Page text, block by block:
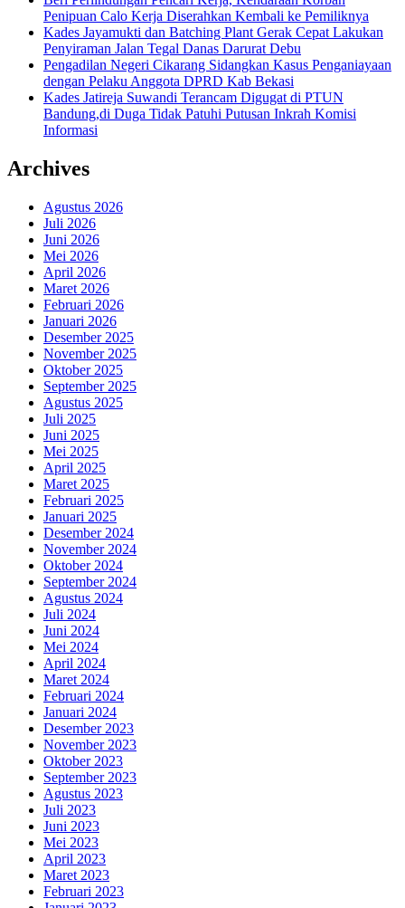
Penipuan Calo Kerja Diserahkan Kembali ke Pemiliknya
Kades Jayamukti dan Batching Plant Gerak Cepat Lakukan
Penyiraman Jalan Tegal Danas Darurat Debu
Pengadilan Negeri Cikarang Sidangkan Kasus Penganiayaan
dengan Pelaku Anggota DPRD Kab Bekasi
Kades Jatireja Suwandi Terancam Digugat di PTUN
Bandung,di Duga Tidak Patuhi Putusan Inkrah Komisi
Informasi
Archives
Agustus 2026
Juli 2026
Juni 2026
Mei 2026
April 2026
Maret 2026
Februari 2026
Januari 2026
Desember 2025
November 2025
Oktober 2025
September 2025
Agustus 2025
Juli 2025
Juni 2025
Mei 2025
April 2025
Maret 2025
Februari 2025
Januari 2025
Desember 2024
November 2024
Oktober 2024
September 2024
Agustus 2024
Juli 2024
Juni 2024
Mei 2024
April 2024
Maret 2024
Februari 2024
Januari 2024
Desember 2023
November 2023
Oktober 2023
September 2023
Agustus 2023
Juli 2023
Juni 2023
Mei 2023
April 2023
Maret 2023
Februari 2023